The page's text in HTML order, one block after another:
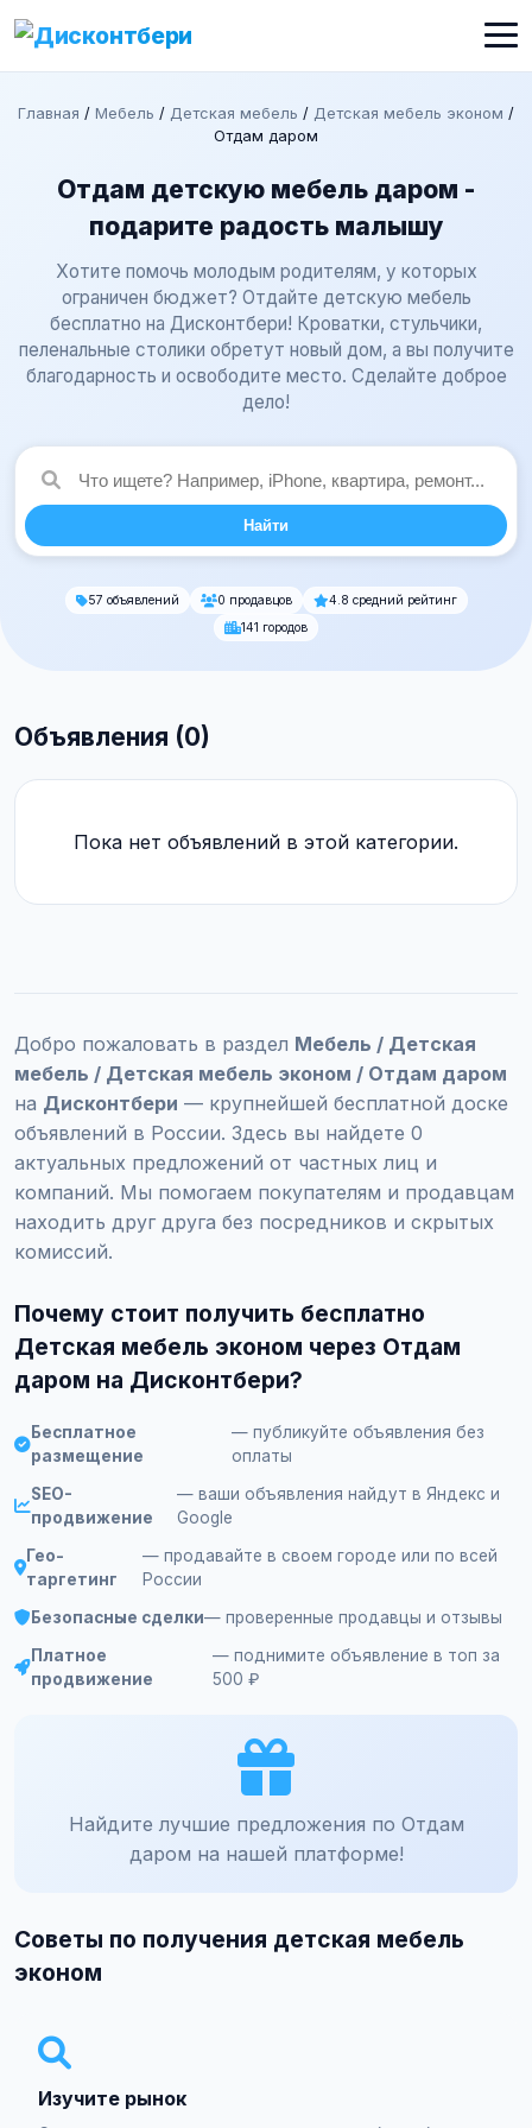
Главная / Мебель / Детская мебель / Детская мебель эконом /
Отдам даром
Отдам детскую мебель даром -
подарите радость малышу
Хотите помочь молодым родителям, у которых
ограничен бюджет? Отдайте детскую мебель
бесплатно на Дисконтбери! Кроватки, стульчики,
пеленальные столики обретут новый дом, а вы получите
благодарность и освободите место. Сделайте доброе
дело!
Найти
57 объявлений 0 продавцов
4.8 средний рейтинг
141 городов
Объявления (0)
Пока нет объявлений в этой категории.
Добро пожаловать в раздел Мебель / Детская
мебель / Детская мебель эконом / Отдам даром
на Дисконтбери — крупнейшей бесплатной доске
объявлений в России. Здесь вы найдете 0
актуальных предложений от частных лиц и
компаний. Мы помогаем покупателям и продавцам
находить друг друга без посредников и скрытых
комиссий.
Почему стоит получить бесплатно
Детская мебель эконом через Отдам
даром на Дисконтбери?
Бесплатное
размещение
— публикуйте объявления без
оплаты
SEO-
продвижение
— ваши объявления найдут в Яндекс и
Google
Гео-
таргетинг
— продавайте в своем городе или по всей
России
Безопасные сделки— проверенные продавцы и отзывы
Платное
продвижение
— поднимите объявление в топ за
500 ₽
Найдите лучшие предложения по Отдам
даром на нашей платформе!
Советы по получения детская мебель
эконом
Изучите рынок